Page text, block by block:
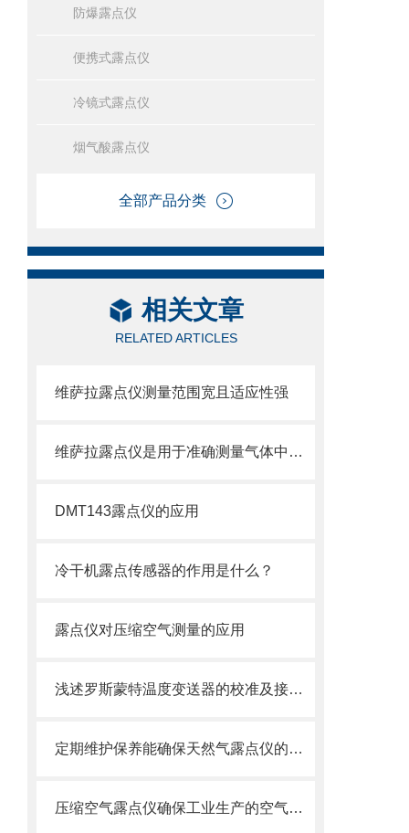
防爆露点仪
便携式露点仪
冷镜式露点仪
烟气酸露点仪
全部产品分类
相关文章
RELATED ARTICLES
维萨拉露点仪测量范围宽且适应性强
维萨拉露点仪是用于准确测量气体中水蒸气含量的设备
DMT143露点仪的应用
冷干机露点传感器的作用是什么？
露点仪对压缩空气测量的应用
浅述罗斯蒙特温度变送器的校准及接线方法
定期维护保养能确保天然气露点仪的正常运行
压缩空气露点仪确保工业生产的空气质量